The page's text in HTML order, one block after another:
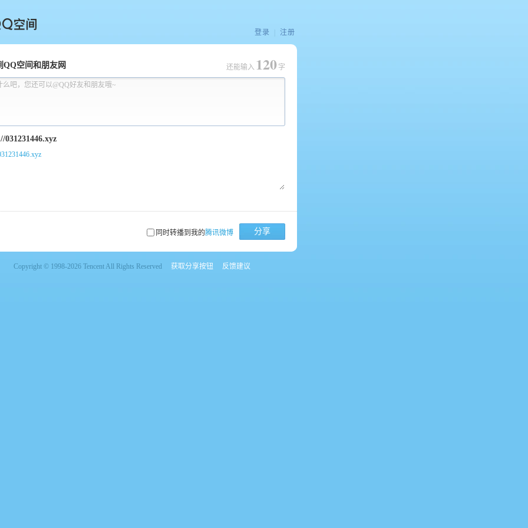
间
登录 注册
QQ空间和朋友网
么吧，您还可以@QQ好友和朋友哦~
还能输入 120 字
同时转播到我的腾讯微博 分享
Copyright © 1998-2026 Tencent All Rights Reserved 获取分享按钮 反馈建议